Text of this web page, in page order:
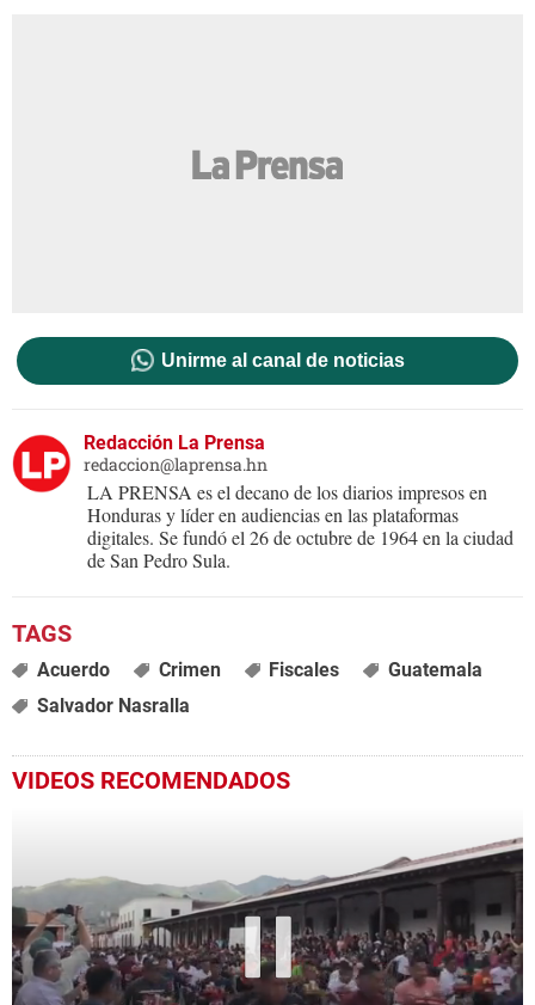
Unirme al canal de noticias
Redacción La Prensa
redaccion@laprensa.hn
LA PRENSA es el decano de los diarios impresos en
Honduras y líder en audiencias en las plataformas
digitales. Se fundó el 26 de octubre de 1964 en la ciudad
de San Pedro Sula.
Acuerdo Crimen Fiscales
Guatemala
Salvador Nasralla
VIDEOS RECOMENDADOS